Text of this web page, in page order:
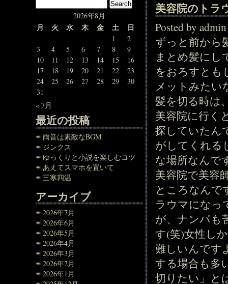
2026年8月
月 火 水 木 金 土 日
1
2
3
4 5 6 7 8
9
10
11 12 13 14 15
16
17
18 19 20 21 22
23
24
25 26 27 28 29
30
31
« 7月
最近の投稿
雨音は素敵なBGM
ジンクス
ゆっくりと小説を楽しむコツ
あえてスマホを置いて
三寒四温
アーカイブ
2026年7月
2026年6月
2026年5月
2026年4月
2026年3月
2026年2月
2026年1月
美容院のトラ
Posted by
ずっと前から
まとめ髪にし
をおろすとも
メットみたい
髪を切る時は
美容院に行く
探していたん
がしてくれる
な場所なんで
美容院で美容
ところなんで
ラウマになっ
が、ナンパも
す(笑)女性し
難しいんです
する場合も多
切りたい」と